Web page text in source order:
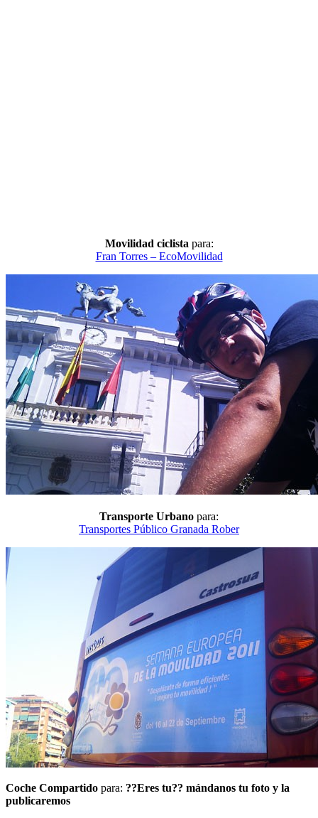
Movilidad ciclista para:
Fran Torres – EcoMovilidad
Transporte Urbano para:
Transportes Público Granada Rober
Coche Compartido para: ??Eres tu?? mándanos tu foto y la
publicaremos